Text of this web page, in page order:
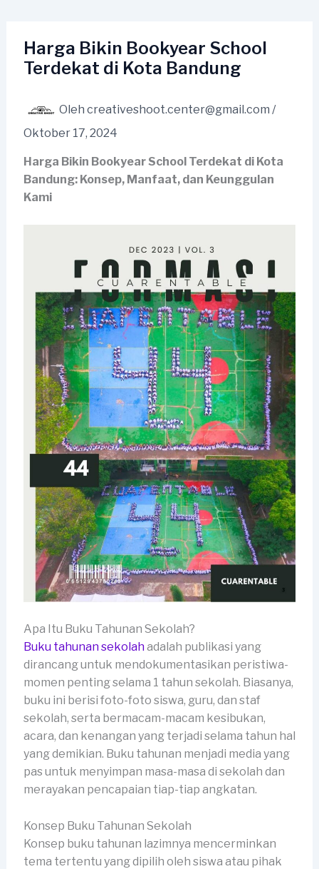
kontenHarga Bikin Bookyear School
Terdekat di Kota Bandung
Oleh creativeshoot.center@gmail.com /
Oktober 17, 2024
Harga Bikin Bookyear School Terdekat di Kota
Bandung: Konsep, Manfaat, dan Keunggulan
Kami
Apa Itu Buku Tahunan Sekolah?
Buku tahunan sekolahadalah publikasi yang
dirancang untuk mendokumentasikan peristiwa-
momen penting selama 1 tahun sekolah. Biasanya,
buku ini berisi foto-foto siswa, guru, dan staf
sekolah, serta bermacam-macam kesibukan,
acara, dan kenangan yang terjadi selama tahun hal
yang demikian. Buku tahunan menjadi media yang
pas untuk menyimpan masa-masa di sekolah dan
merayakan pencapaian tiap-tiap angkatan.
Konsep Buku Tahunan Sekolah
Konsep buku tahunan lazimnya mencerminkan
tema tertentu yang dipilih oleh siswa atau pihak